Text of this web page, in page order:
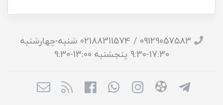
09129057583 / 02188311574 شنبه-چهارشنبه
17:30-9:30 پنجشنبه 13:00-9:30